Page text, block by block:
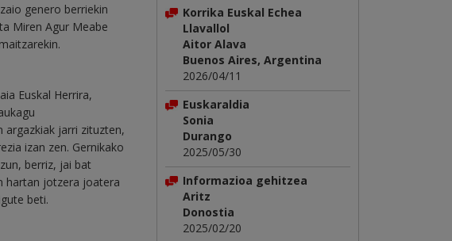
genero berriekin
Miren Agur Meabe
Euskal Herrira,
argazkiak jarri zituzten,
izan zen. Gernikako
berriz, jai bat
hartan jotzera joatera
beti.
Korrika Euskal Echea
Llavallol
Aitor Alava
Buenos Aires, Argentina
2026/04/11
Euskaraldia
Sonia
Durango
2025/05/30
Informazioa gehitzea
Aritz
Donostia
2025/02/20